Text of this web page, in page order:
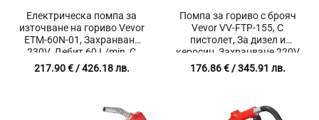
Електрическа помпа за
източване на гориво Vevor
ETM-60N-01, Захранване
230V, Дебит 60 L/min, С
разходомер и
автоматичен пистолет
217.90€/ 426.18 лв.
Помпа за гориво с брояч
Vevor VV-FTP-155, С
пистолет, За дизел и
керосин, Захранване 220V
176.86€/ 345.91 лв.